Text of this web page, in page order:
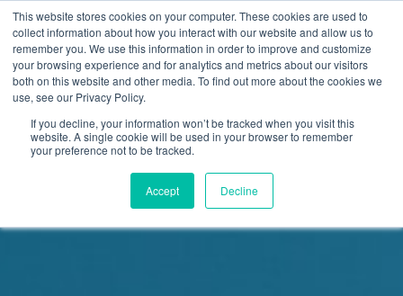
This website stores cookies on your computer. These cookies are used to
collect information about how you interact with our website and allow us to
remember you. We use this information in order to improve and customize
your browsing experience and for analytics and metrics about our visitors
both on this website and other media. To find out more about the cookies we
use, see our Privacy Policy.
If you decline, your information won’t be tracked when you visit this
website. A single cookie will be used in your browser to remember
your preference not to be tracked.
Accept Decline
Guide - Processen att välja
plattform